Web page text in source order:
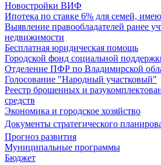
Новостройки ВИФ
Ипотека по ставке 6% для семей,
Выявление правообладателей ранее
недвижимости
Бесплатная юридическая помощь
Городской фонд социальной
Отделение ПФР по Владимирской
Голосование "Народный участковый"
Реестр брошенных и
средств
Экономика и городское хозяйство
Документы стратегического
Прогноз развития
Муниципальные программы
Бюджет